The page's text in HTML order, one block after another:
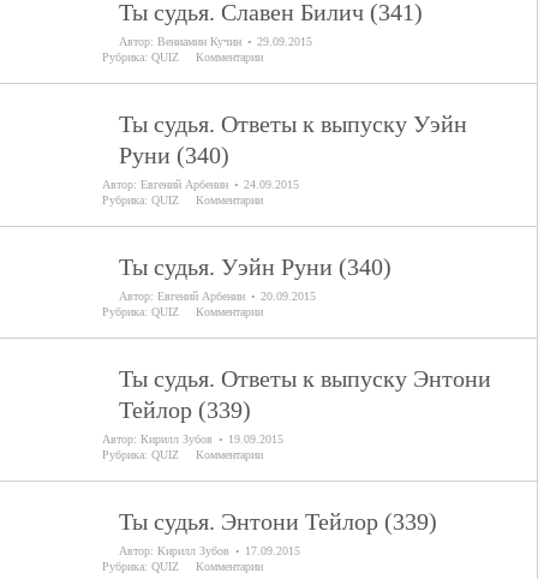
Ты судья. Славен Билич (341)
Автор: Вениамин Кучин
29.09.2015
Рубрика: QUIZ Комментарии
Ты судья. Ответы к выпуску Уэйн
Руни (340)
Автор: Евгений Арбенин
24.09.2015
Рубрика: QUIZ Комментарии
Ты судья. Уэйн Руни (340)
Автор: Евгений Арбенин
20.09.2015
Рубрика: QUIZ Комментарии
Ты судья. Ответы к выпуску Энтони
Тейлор (339)
Автор: Кирилл Зубов
19.09.2015
Рубрика: QUIZ Комментарии
Ты судья. Энтони Тейлор (339)
Автор: Кирилл Зубов
17.09.2015
Рубрика: QUIZ Комментарии